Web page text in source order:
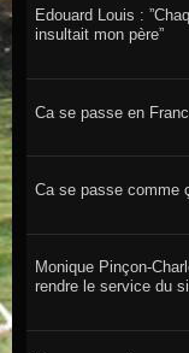
Edouard Louis :
insultait mon père”
Ca se passe en
Ca se passe comme
Monique Pinçon-
rendre le service du